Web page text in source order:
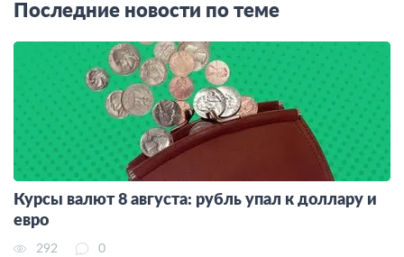
Последние новости по теме
Курсы валют 8 августа: рубль упал к доллару и
евро
292 0